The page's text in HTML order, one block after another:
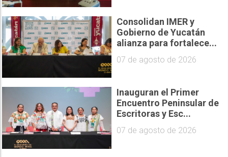
Consolidan IMER y
Gobierno de Yucatán
alianza para fortalece...
07 de agosto de 2026
Inauguran el Primer
Encuentro Peninsular de
Escritoras y Esc...
07 de agosto de 2026